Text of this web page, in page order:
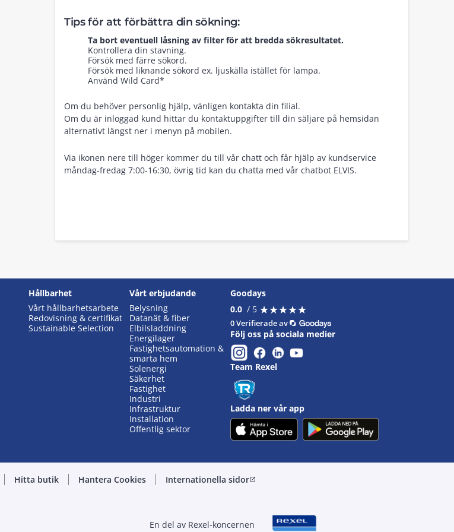
Tips för att förbättra din sökning:
Ta bort eventuell låsning av filter för att bredda sökresultatet.
Kontrollera din stavning.
Försök med färre sökord.
Försök med liknande sökord ex. ljuskälla istället för lampa.
Använd Wild Card*
Om du behöver personlig hjälp, vänligen kontakta din filial.
Om du är inloggad kund hittar du kontaktuppgifter till din säljare på hemsidan
alternativt längst ner i menyn på mobilen.
Via ikonen nere till höger kommer du till vår chatt och får hjälp av kundservice
måndag-fredag 7:00-16:30, övrig tid kan du chatta med vår chatbot ELVIS.
Hållbarhet
Vårt hållbarhetsarbete
Redovisning & certifikat
Sustainable Selection
Vårt erbjudande
Belysning
Datanät & fiber
Elbilsladdning
Energilager
Fastighetsautomation &
smarta hem
Solenergi
Säkerhet
Fastighet
Industri
Infrastruktur
Installation
Offentlig sektor
Goodays
0.0 / 5 ★★★★★
★★★★★
0 Verifierade av
Följ oss på sociala medier
Team Rexel
Ladda ner vår app
Hitta butik Hantera Cookies Internationella sidoropen_in_new
En del av Rexel-koncernen